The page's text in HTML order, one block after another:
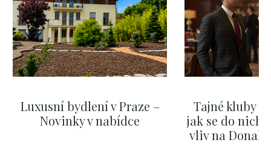
Luxusní bydlení v Praze –
Novinky v nabídce
Tajné kluby
jak se do nich
vliv na